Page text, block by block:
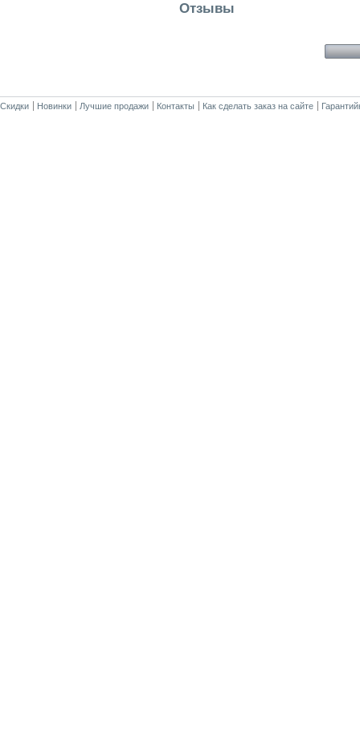
Отзывы
Скидки Новинки Лучшие продажи Контакты Как сделать заказ на сайте